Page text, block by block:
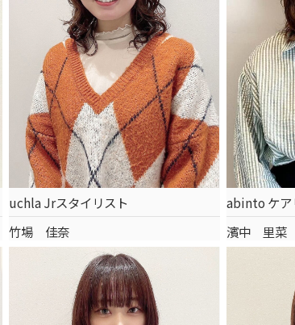
uchla Jrスタイリスト
竹場 佳奈
abinto ケア
濱中 里菜